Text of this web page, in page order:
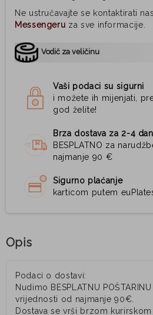
Ne ustručavajte se kontaktirati
Messengeru za sve informacije.
Vodič za veličinu
Vaši podaci su sigurni
i možete ih mijenjati,
god želite!
Brza dostava za 2-4
BESPLATNO za
najmanje 90 €
Sigurno plaćanje
karticom putem
Opis
Podaci o dostavi:
Nudimo BESPLATNU
vrijednosti od najmanje 90€.
Dostava se vrši brzom